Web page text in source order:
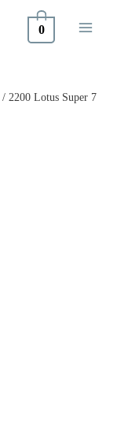
0
/ 2200 Lotus Super 7